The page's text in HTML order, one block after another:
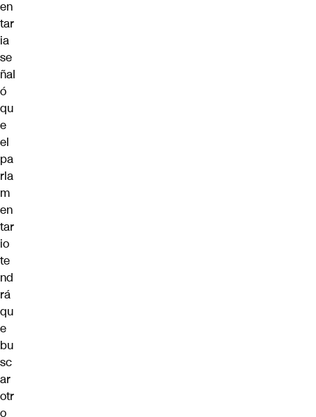
en
tar
ia
se
ñal
ó
qu
e
el
pa
rla
m
en
tar
io
te
nd
rá
qu
e
bu
sc
ar
otr
o